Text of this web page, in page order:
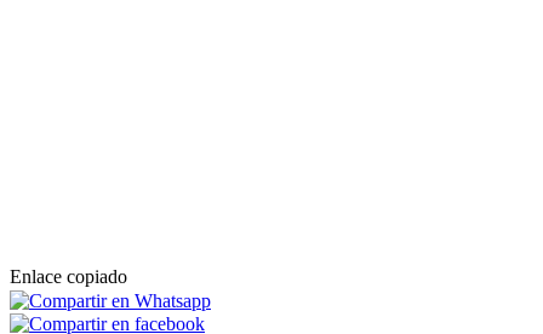
Enlace copiado